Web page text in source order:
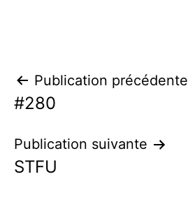
Navigation
de
l’article
Publication précédente
#280
Publication suivante
STFU